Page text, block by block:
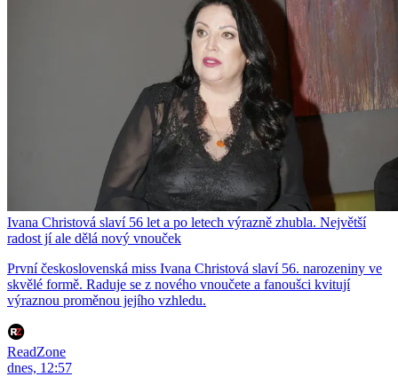
Ivana Christová slaví 56 let a po letech výrazně zhubla. Největší
radost jí ale dělá nový vnouček
První československá miss Ivana Christová slaví 56. narozeniny ve
skvělé formě. Raduje se z nového vnoučete a fanoušci kvitují
výraznou proměnou jejího vzhledu.
ReadZone
dnes, 12:57